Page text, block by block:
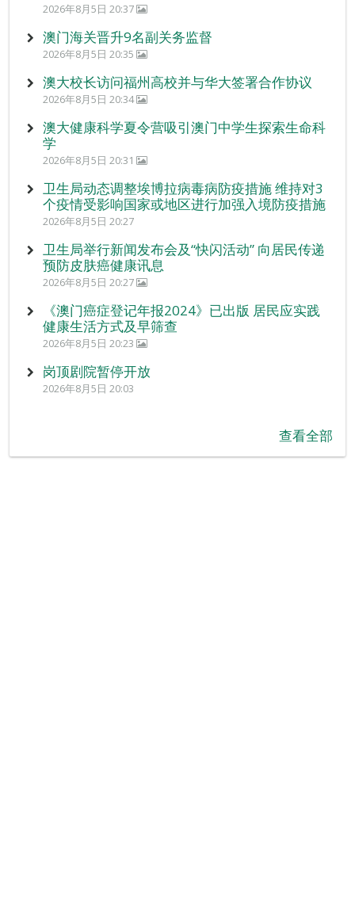
2026年8月5日 20:37
澳门海关晋升9名副关务监督
2026年8月5日 20:35
澳大校长访问福州高校并与华大签署合作协议
2026年8月5日 20:34
澳大健康科学夏令营吸引澳门中学生探索生命科
学
2026年8月5日 20:31
卫生局动态调整埃博拉病毒病防疫措施 维持对3
个疫情受影响国家或地区进行加强入境防疫措施
2026年8月5日 20:27
卫生局举行新闻发布会及“快闪活动” 向居民传递
预防皮肤癌健康讯息
2026年8月5日 20:27
《澳门癌症登记年报2024》已出版 居民应实践
健康生活方式及早筛查
2026年8月5日 20:23
岗顶剧院暂停开放
2026年8月5日 20:03
查看全部